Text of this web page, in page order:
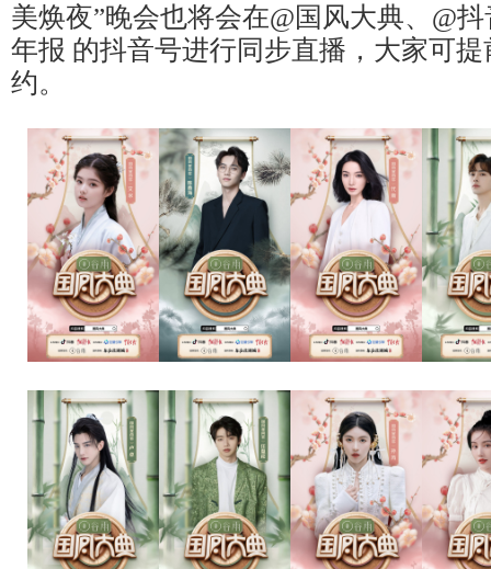
美焕夜”晚会也将会在@国风大典、@
年报 的抖音号进行同步直播，大家可
约。